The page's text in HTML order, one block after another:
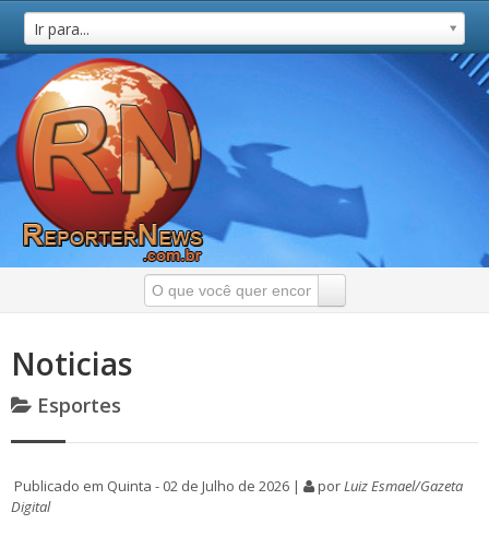
Ir para...
Noticias
Esportes
Publicado em Quinta - 02 de Julho de 2026 | porLuiz Esmael/Gazeta
Digital